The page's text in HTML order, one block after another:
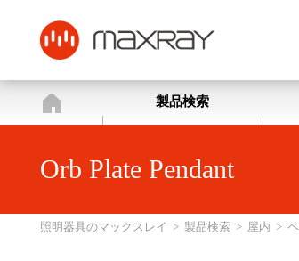
照明器具のマ
製品検索
Orb Plate Pendant
照明器具のマックスレイ > 製品検索 > 屋内 >